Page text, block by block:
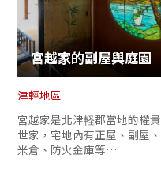
宮越家的副屋與庭園
津輕地區
宮越家是北津軽郡當地的權貴
世家，宅地內有正屋、副屋、
米倉、防火金庫等…